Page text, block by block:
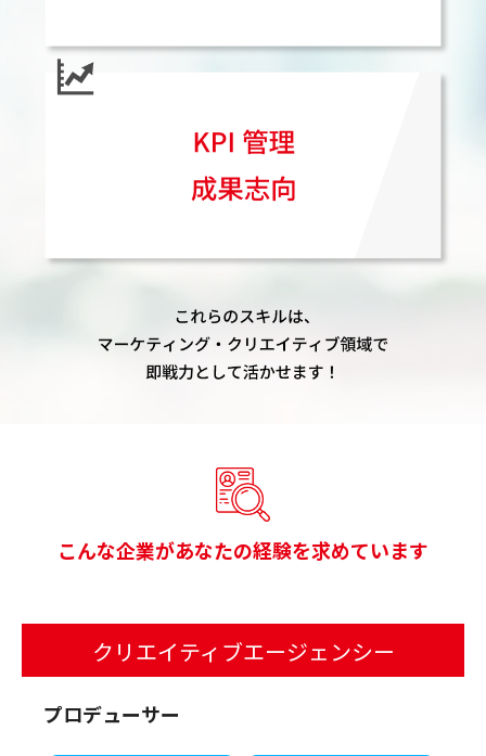
こんな企業があなたの経験を求めています
クリエイティブエージェンシー
プロデューサー